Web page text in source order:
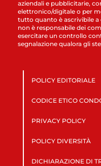
aziendali e pubblicitarie,
elettronico/digitale o per
tutto quanto è ascrivibile a
non è responsabile dei
esercitare un controllo
segnalazione qualora gli
POLICY EDITORIALE
CODICE ETICO
PRIVACY POLICY
POLICY DIVERSITÀ
DICHIARAZIONE DI